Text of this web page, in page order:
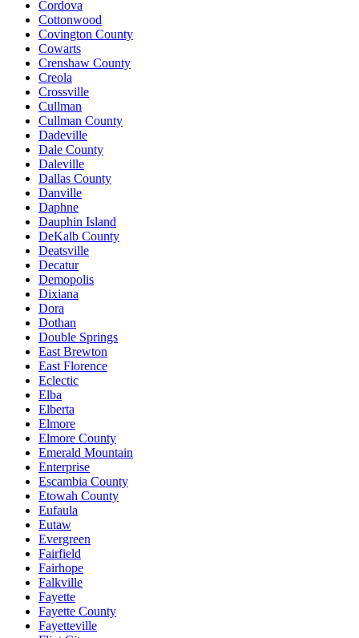
Cordova
Cottonwood
Covington County
Cowarts
Crenshaw County
Creola
Crossville
Cullman
Cullman County
Dadeville
Dale County
Daleville
Dallas County
Danville
Daphne
Dauphin Island
DeKalb County
Deatsville
Decatur
Demopolis
Dixiana
Dora
Dothan
Double Springs
East Brewton
East Florence
Eclectic
Elba
Elberta
Elmore
Elmore County
Emerald Mountain
Enterprise
Escambia County
Etowah County
Eufaula
Eutaw
Evergreen
Fairfield
Fairhope
Falkville
Fayette
Fayette County
Fayetteville